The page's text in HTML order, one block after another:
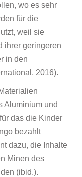
wo es sehr
für die
weil sie
ihrer geringeren
in den
2016).
Aluminium und
das die Kinder
bezahlt
dazu, die Inhalte
Minen des
(ibid.).